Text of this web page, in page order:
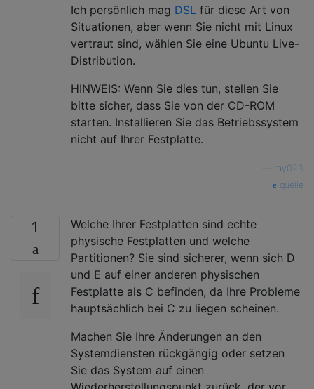
Ich persönlich mag DSL für diese Art von
Situationen, aber wenn Sie nicht mit Linux
vertraut sind, wählen Sie eine Ubuntu Live-
Distribution.
HINWEIS: Wenn Sie dies tun, stellen Sie
bitte sicher, dass Sie von der CD-ROM
starten. Installieren Sie das Betriebssystem
nicht auf Ihrer Festplatte.
ray023
quelle
1
Welche Ihrer Festplatten sind echte
physische Festplatten und welche
Partitionen? Sie sind sicherer, wenn sich D
und E auf einer anderen physischen
Festplatte als C befinden, da Ihre Probleme
hauptsächlich bei C zu liegen scheinen.
Machen Sie Ihre Änderungen an den
Systemdiensten rückgängig oder setzen
Sie das System auf einen